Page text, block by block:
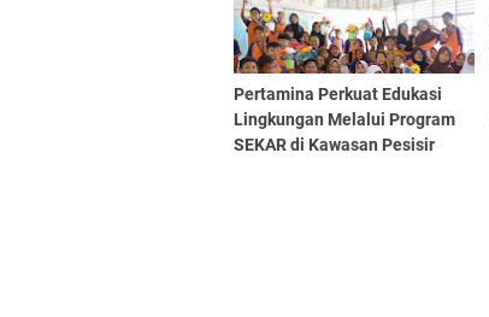
Pertamina Perkuat Edukasi
Lingkungan Melalui Program
SEKAR di Kawasan Pesisir